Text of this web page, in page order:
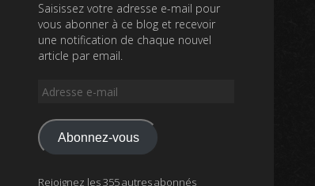
Saisissez votre adresse e-mail pour
vous abonner à ce blog et recevoir
une notification de chaque nouvel
article par email.
Adresse
mail
Abonnez-vous
Rejoignez les 355 autres abonnés